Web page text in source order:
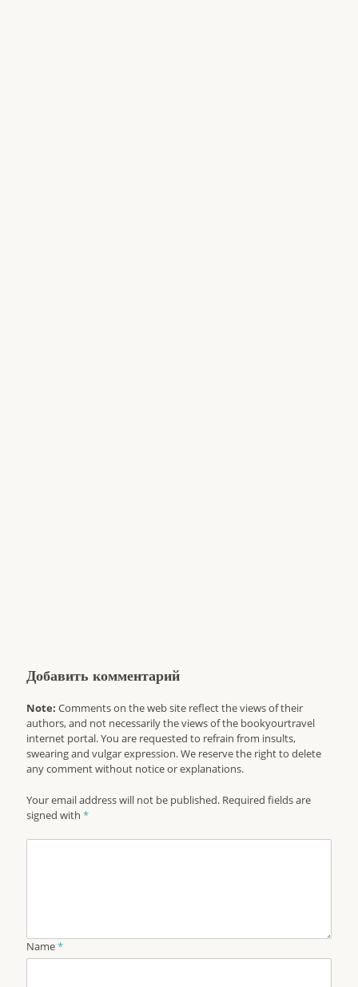
Добавить комментарий
Note: Comments on the web site reflect the views of their
authors, and not necessarily the views of the bookyourtravel
internet portal. You are requested to refrain from insults,
swearing and vulgar expression. We reserve the right to delete
any comment without notice or explanations.
Your email address will not be published. Required fields are
signed with*
Name*